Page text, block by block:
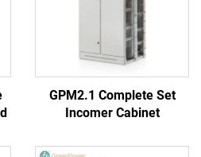
GPM2.1 Complete Set
Incomer Cabinet